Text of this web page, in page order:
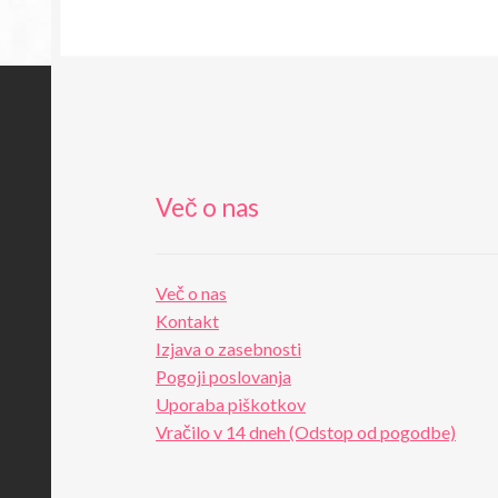
Več o nas
Več o nas
Kontakt
Izjava o zasebnosti
Pogoji poslovanja
Uporaba piškotkov
Vračilo v 14 dneh (Odstop od pogodbe)